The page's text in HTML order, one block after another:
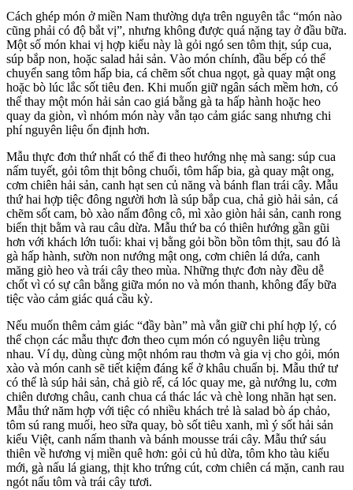
Cách ghép món ở miền Nam thường dựa trên nguyên tắc “món nào
cũng phải có độ bắt vị”, nhưng không được quá nặng tay ở đầu bữa.
Một số món khai vị hợp kiểu này là gỏi ngó sen tôm thịt, súp cua,
súp bắp non, hoặc salad hải sản. Vào món chính, đầu bếp có thể
chuyển sang tôm hấp bia, cá chẽm sốt chua ngọt, gà quay mật ong
hoặc bò lúc lắc sốt tiêu đen. Khi muốn giữ ngân sách mềm hơn, có
thể thay một món hải sản cao giá bằng gà ta hấp hành hoặc heo
quay da giòn, vì nhóm món này vẫn tạo cảm giác sang nhưng chi
phí nguyên liệu ổn định hơn.
Mẫu thực đơn thứ nhất có thể đi theo hướng nhẹ mà sang: súp cua
nấm tuyết, gỏi tôm thịt bông chuối, tôm hấp bia, gà quay mật ong,
cơm chiên hải sản, canh hạt sen củ năng và bánh flan trái cây. Mẫu
thứ hai hợp tiệc đông người hơn là súp bắp cua, chả giò hải sản, cá
chẽm sốt cam, bò xào nấm đông cô, mì xào giòn hải sản, canh rong
biển thịt bằm và rau câu dừa. Mẫu thứ ba có thiên hướng gần gũi
hơn với khách lớn tuổi: khai vị bằng gỏi bồn bồn tôm thịt, sau đó là
gà hấp hành, sườn non nướng mật ong, cơm chiên lá dứa, canh
măng giò heo và trái cây theo mùa. Những thực đơn này đều dễ
chốt vì có sự cân bằng giữa món no và món thanh, không đẩy bữa
tiệc vào cảm giác quá cầu kỳ.
Nếu muốn thêm cảm giác “đầy bàn” mà vẫn giữ chi phí hợp lý, có
thể chọn các mẫu thực đơn theo cụm món có nguyên liệu trùng
nhau. Ví dụ, dùng cùng một nhóm rau thơm và gia vị cho gỏi, món
xào và món canh sẽ tiết kiệm đáng kể ở khâu chuẩn bị. Mẫu thứ tư
có thể là súp hải sản, chả giò rế, cá lóc quay me, gà nướng lu, cơm
chiên dương châu, canh chua cá thác lác và chè long nhãn hạt sen.
Mẫu thứ năm hợp với tiệc có nhiều khách trẻ là salad bò áp chảo,
tôm sú rang muối, heo sữa quay, bò sốt tiêu xanh, mì ý sốt hải sản
kiểu Việt, canh nấm thanh và bánh mousse trái cây. Mẫu thứ sáu
thiên về hương vị miền quê hơn: gỏi củ hủ dừa, tôm kho tàu kiểu
mới, gà nấu lá giang, thịt kho trứng cút, cơm chiên cá mặn, canh rau
ngót nấu tôm và trái cây tươi.